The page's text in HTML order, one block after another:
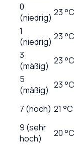
0
(niedrig) 23 °C
1
(niedrig) 23 °C
3
(mäßig) 23 °C
5
(mäßig) 23 °C
7 (hoch) 21 °C
9 (sehr
hoch)
20 °C